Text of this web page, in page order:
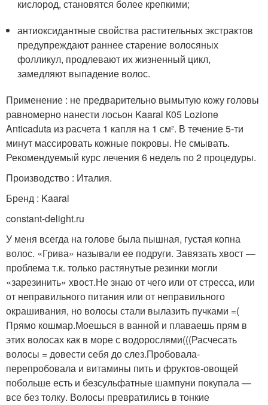
кислород, становятся более крепкими;
антиоксидантные свойства растительных экстрактов
предупреждают раннее старение волосяных
фолликул, продлевают их жизненный цикл,
замедляют выпадение волос.
Применение : не предварительно вымытую кожу головы
равномерно нанести лосьон Kaaral К05 Lozione
Anticaduta из расчета 1 капля на 1 см². В течение 5-ти
минут массировать кожные покровы. Не смывать.
Рекомендуемый курс лечения 6 недель по 2 процедуры.
Производство : Италия.
Бренд : Kaaral
constant-delight.ru
У меня всегда на голове была пышная, густая копна
волос. «Грива» называли ее подруги. Завязать хвост —
проблема т.к. только растянутые резинки могли
«зарезинить» хвост.Не знаю от чего или от стресса, или
от неправильного питания или от неправильного
окрашивания, но волосы стали вылазить пучками =(
Прямо кошмар.Моешься в ванной и плаваешь прям в
этих волосах как в море с водорослями(((Расчесать
волосы = довести себя до слез.Пробовала-
перепробовала и витамины пить и фруктов-овощей
побольше есть и безсульфатные шампуни покупала —
все без толку. Волосы превратились в тонкие